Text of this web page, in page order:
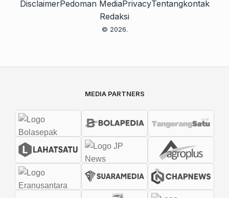
DisclaimerPedoman MediaPrivacyTentangkontak
Redaksi
© 2026.
MEDIA PARTNERS